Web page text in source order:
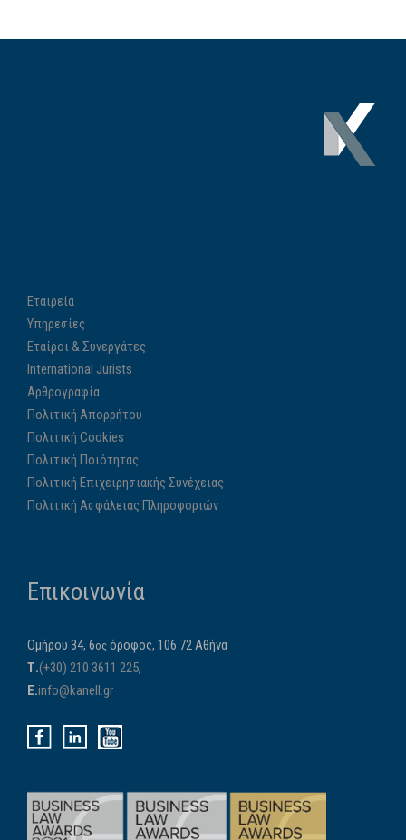
Εταιρεία
Υπηρεσίες
Εταίροι & Συνεργάτες
International Jurists
Αρθρογραφία
Πολιτική Απορρήτου
Πολιτική Cookies
Πολιτική Ποιότητας
Πολιτική Επιχειρησιακής Συνέχειας
Πολιτική Ασφάλειας Πληροφοριών
Επικοινωνία
Ομήρου 34, 6ος όροφος, 106 72 Αθήνα
Τ.(+30) 210 3611 225,
E.info@kanell.gr